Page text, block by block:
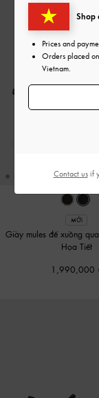
MỚI
Giày mules đế xuồng
Họa Tiết
1,990,000
Shop
Prices and
Orders placed on
Vietnam.
Contact usif